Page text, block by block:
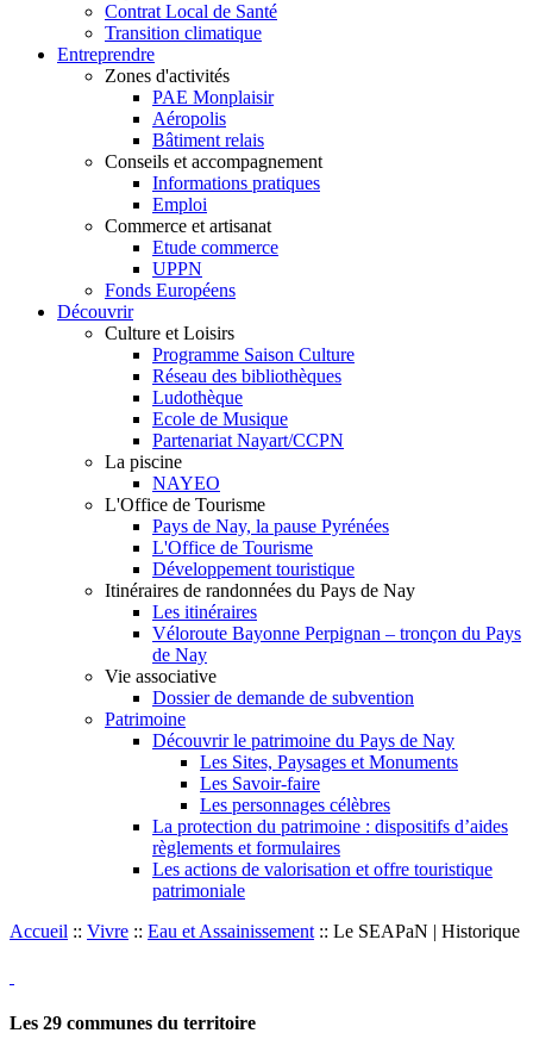
Contrat Local de Santé
Transition climatique
Entreprendre
Zones d'activités
PAE Monplaisir
Aéropolis
Bâtiment relais
Conseils et accompagnement
Informations pratiques
Emploi
Commerce et artisanat
Etude commerce
UPPN
Fonds Européens
Découvrir
Culture et Loisirs
Programme Saison Culture
Réseau des bibliothèques
Ludothèque
Ecole de Musique
Partenariat Nayart/CCPN
La piscine
NAYEO
L'Office de Tourisme
Pays de Nay, la pause Pyrénées
L'Office de Tourisme
Développement touristique
Itinéraires de randonnées du Pays de Nay
Les itinéraires
Véloroute Bayonne Perpignan – tronçon du Pays
de Nay
Vie associative
Dossier de demande de subvention
Patrimoine
Découvrir le patrimoine du Pays de Nay
Les Sites, Paysages et Monuments
Les Savoir-faire
Les personnages célèbres
La protection du patrimoine : dispositifs d’aides
règlements et formulaires
Les actions de valorisation et offre touristique
patrimoniale
Accueil :: Vivre :: Eau et Assainissement :: Le SEAPaN | Historique
Les 29 communes du territoire